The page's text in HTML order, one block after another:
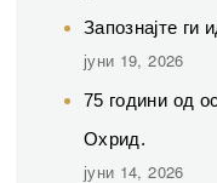
Запознајте ги
јуни 19, 2026
75 години од
Охрид.
јуни 14, 2026